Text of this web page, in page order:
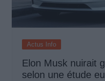
Actus Info
Elon Musk nuirait
selon une étude